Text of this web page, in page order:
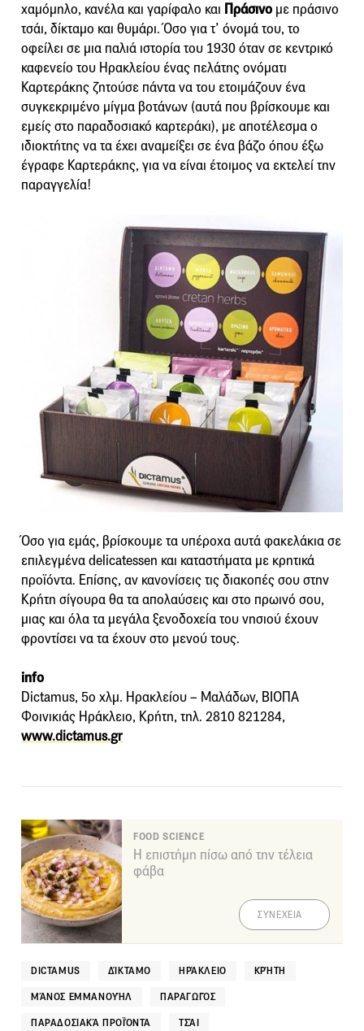
χαμόμηλο, κανέλα και γαρίφαλο και Πράσινο με πράσινο
τσάι, δίκταμο και θυμάρι. Όσο για τ’ όνομά του, το
οφείλει σε μια παλιά ιστορία του 1930 όταν σε κεντρικό
καφενείο του Ηρακλείου ένας πελάτης ονόματι
Καρτεράκης ζητούσε πάντα να του ετοιμάζουν ένα
συγκεκριμένο μίγμα βοτάνων (αυτά που βρίσκουμε και
εμείς στο παραδοσιακό καρτεράκι), με αποτέλεσμα ο
ιδιοκτήτης να τα έχει αναμείξει σε ένα βάζο όπου έξω
έγραφε Καρτεράκης, για να είναι έτοιμος να εκτελεί την
παραγγελία!
Όσο για εμάς, βρίσκουμε τα υπέροχα αυτά φακελάκια σε
επιλεγμένα delicatessen και καταστήματα με κρητικά
προϊόντα. Επίσης, αν κανονίσεις τις διακοπές σου στην
Κρήτη σίγουρα θα τα απολαύσεις και στο πρωινό σου,
μιας και όλα τα μεγάλα ξενοδοχεία του νησιού έχουν
φροντίσει να τα έχουν στο μενού τους.
info
Dictamus, 5ο χλμ. Ηρακλείου – Μαλάδων, ΒΙΟΠΑ
Φοινικιάς Ηράκλειο, Κρήτη, τηλ. 2810 821284,
www.dictamus.gr
FOOD SCIENCE
Η επιστήμη πίσω από την τέλεια
φάβα
ΣΥΝΕΧΕΙΑ
DICTAMUS ΔΊΚΤΑΜΟ ΗΡΆΚΛΕΙΟ ΚΡΉΤΗ
ΜΆΝΟΣ ΕΜΜΑΝΟΥΉΛ ΠΑΡΑΓΩΓΌΣ
ΠΑΡΑΔΟΣΙΑΚΆ ΠΡΟΪΌΝΤΑ ΤΣΆΙ